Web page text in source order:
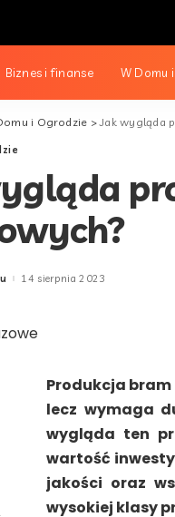
Biznes i finanse W Domu
i Ogrodzie >Jak wygląda
14 sierpnia 2023
Produkcja
lecz wymaga
wygląda ten
wartość
jakości oraz
wysokiej klasy